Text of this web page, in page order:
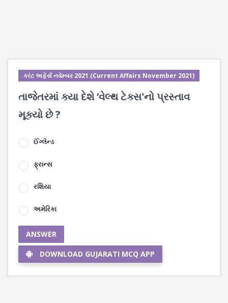
કરંટ અફેર્સ નવેમ્બર 2021 (Current Affairs November 2021)
તાજેતરમાં ક્યા દેશે ‘વેલ્થ ટેક્સ'નો પ્રસ્તાવ
મૂક્યો છે ?
ઈંગ્લેન્ડ
ફ્રાન્સ
રશિયા
અમેરિકા
ANSWER
DOWNLOAD GUJARATI MCQ APP